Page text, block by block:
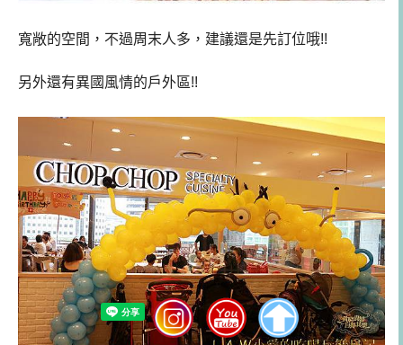
寬敞的空間，不過周末人多，建議還是先訂位哦!!
另外還有異國風情的戶外區!!